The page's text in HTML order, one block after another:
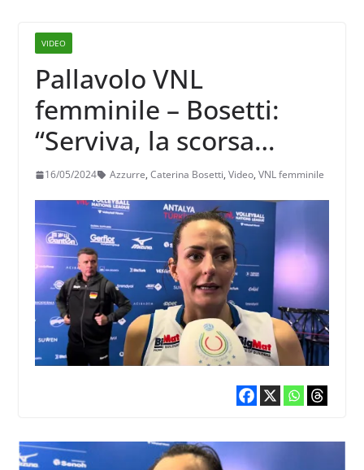
VIDEO
Pallavolo VNL
femminile – Bosetti:
“Serviva, la scorsa
partita ci aveva dato
uno scossone”
16/05/2024 Azzurre, Caterina Bosetti, Video, VNL femminile